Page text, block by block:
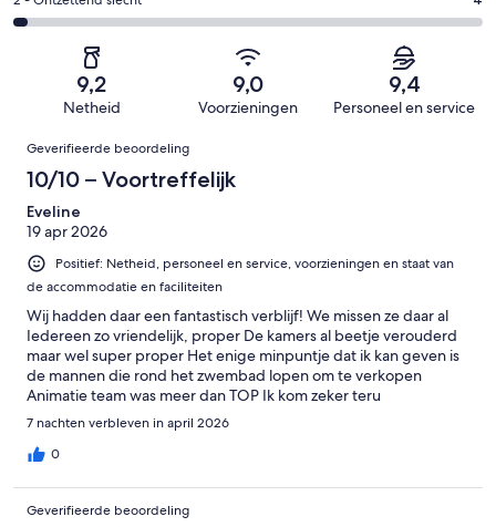
beoordelingen
van
beoordelingen
7
beoordelingen
-
2
Ontzettend
van
beoordelingen
9,2
Netheid
9,0
Voorzieningen
9,4
Personeel en service
Beoordelingen
Geverifieerde beoordeling
10/10 – Voortreffelijk
Eveline
19 apr 2026
Positief: Netheid, personeel en service, voorzieningen en staat van
de accommodatie en faciliteiten
Wij hadden daar een fantastisch verblijf! We missen ze daar al
Iedereen zo vriendelijk, proper De kamers al beetje verouderd
maar wel super proper Het enige minpuntje dat ik kan geven is
de mannen die rond het zwembad lopen om te verkopen
Animatie team was meer dan TOP Ik kom zeker teru
7 nachten verbleven in april 2026
0
Geverifieerde beoordeling